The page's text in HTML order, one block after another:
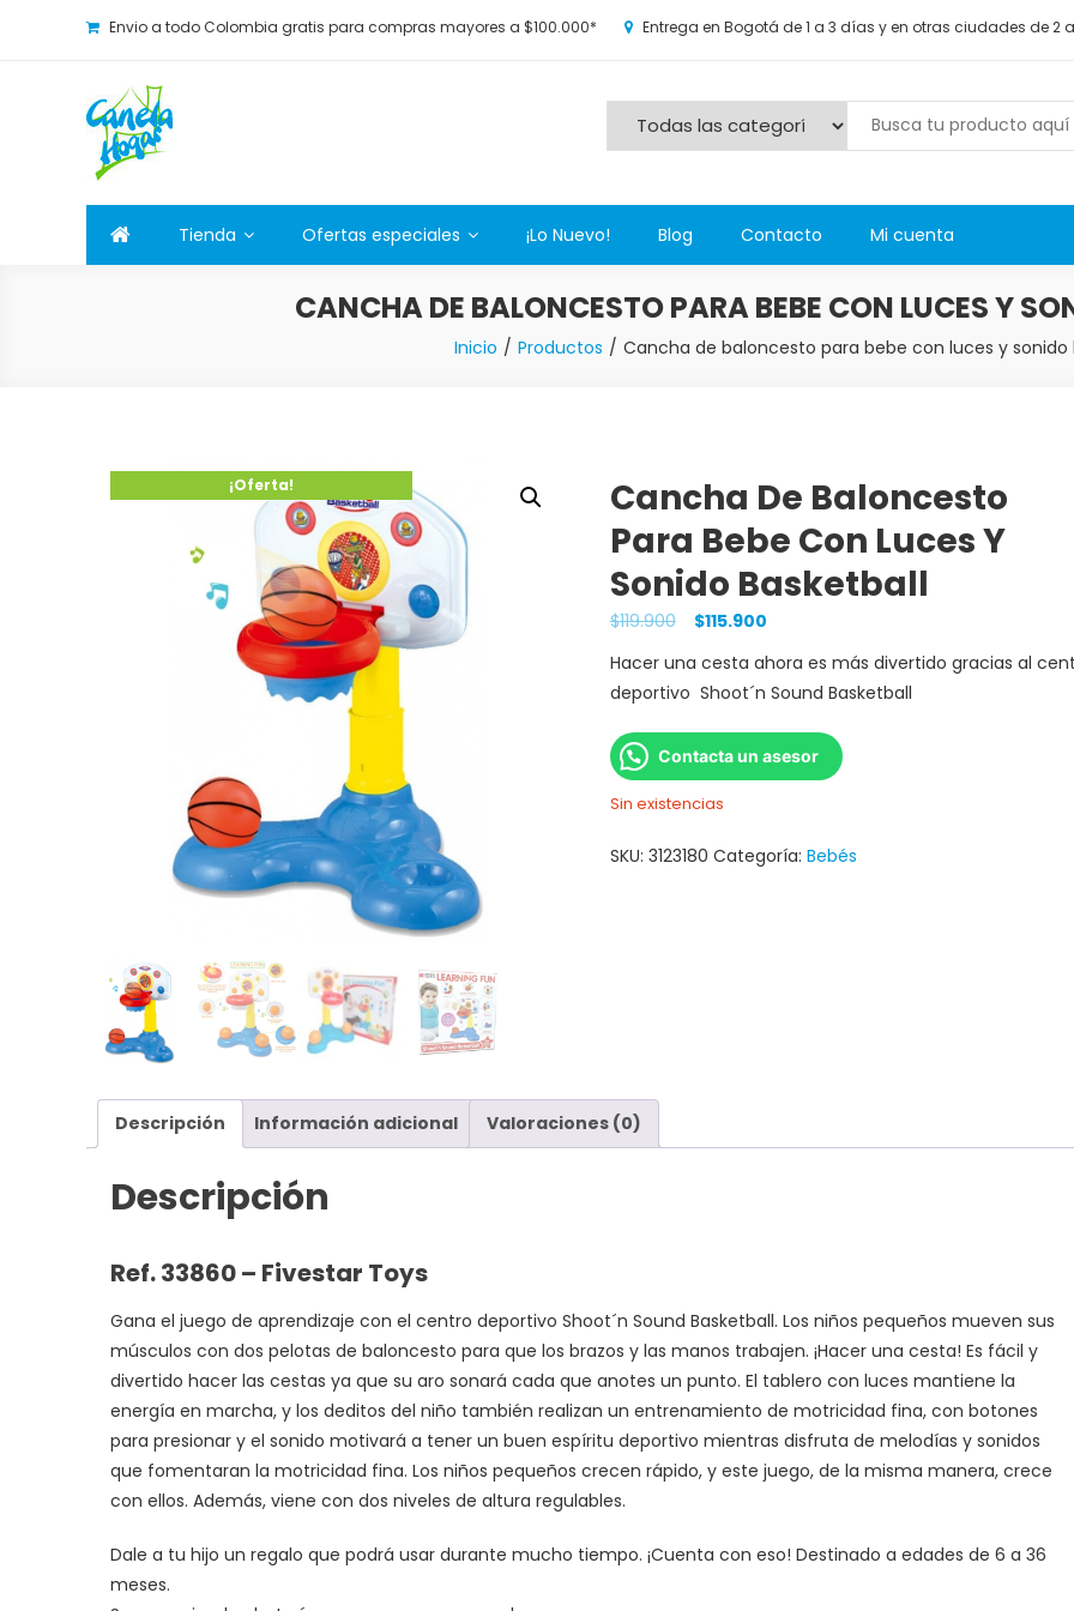
Envio a todo Colombia gratis para compras mayores a $100.000* Entrega en Bogotá de 1 a 3 días y en otras ciudades de 2
Canela Hogar
Tienda
Ofertas especiales ¡Lo Nuevo! Blog Contacto Mi cuenta
CANCHA DE BALONCESTO PARA BEBE CON LUCES Y
Inicio Productos Cancha de baloncesto para bebe con luces y sonido
¡Oferta!
Cancha De Baloncesto
Para Bebe Con Luces Y
Sonido Basketball
$119.900 $115.900
Hacer una cesta ahora es más divertido gracias al
deportivo Shoot´n Sound Basketball
Contacta un asesor
Sin existencias
SKU: 3123180 Categoría: Bebés
Descripción Información adicional Valoraciones (0)
Descripción
Ref. 33860 – Fivestar Toys
Gana el juego de aprendizaje con el centro deportivo Shoot´n Sound Basketball. Los niños pequeños mueven sus
músculos con dos pelotas de baloncesto para que los brazos y las manos trabajen. ¡Hacer una cesta! Es fácil y
divertido hacer las cestas ya que su aro sonará cada que anotes un punto. El tablero con luces mantiene la
energía en marcha, y los deditos del niño también realizan un entrenamiento de motricidad fina, con botones
para presionar y el sonido motivará a tener un buen espíritu deportivo mientras disfruta de melodías y sonidos
que fomentaran la motricidad fina. Los niños pequeños crecen rápido, y este juego, de la misma manera, crece
con ellos. Además, viene con dos niveles de altura regulables.
Dale a tu hijo un regalo que podrá usar durante mucho tiempo. ¡Cuenta con eso! Destinado a edades de 6 a 36
meses.